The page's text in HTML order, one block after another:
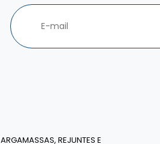
ARGAMASSAS, REJUNTES E